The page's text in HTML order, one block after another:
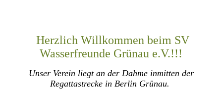
Herzlich Willkommen beim SV
Wasserfreunde Grünau e.V.!!!
Unser Verein liegt an der Dahme inmitten der
Regattastrecke in Berlin Grünau.